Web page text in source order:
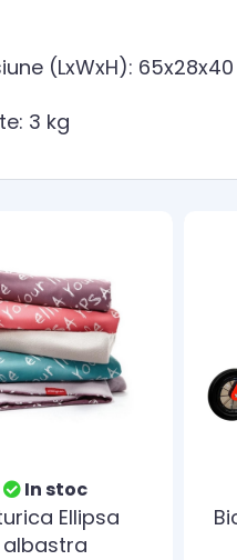
(LxWxH):
3 kg
In stoc
Ellipsa
albastra